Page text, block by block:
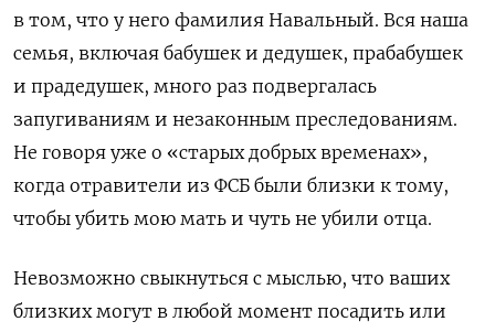
в том, что у него фамилия Навальный. Вся наша
семья, включая бабушек и дедушек, прабабушек
и прадедушек, много раз подвергалась
запугиваниям и незаконным преследованиям.
Не говоря уже о «старых добрых временах»,
когда отравители из ФСБ были близки к тому,
чтобы убить мою мать и чуть не убили отца.
Невозможно свыкнуться с мыслью, что ваших
близких могут в любой момент посадить или